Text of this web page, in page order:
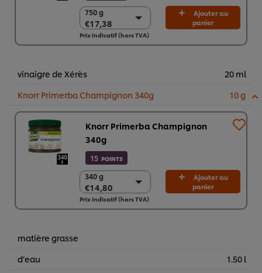
750 g
€17,38
750 g
€17,38
2 x 750g
Ajouter au
panier
Prix indicatif (hors TVA)
vinaigre de Xérès
20 ml
Knorr Primerba Champignon 340g
10 g
Knorr Primerba Champignon
340g
15 POINTS
340 g
€14,80
340 g
€14,80
2 x 340 g
Ajouter au
panier
Prix indicatif (hors TVA)
matière grasse
d’eau
1.50 l